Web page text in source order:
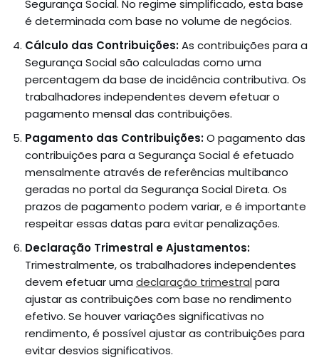
Segurança Social. No regime simplificado, esta base
é determinada com base no volume de negócios.
Cálculo das Contribuições:As contribuições para a
Segurança Social são calculadas como uma
percentagem da base de incidência contributiva. Os
trabalhadores independentes devem efetuar o
pagamento mensal das contribuições.
Pagamento das Contribuições:O pagamento das
contribuições para a Segurança Social é efetuado
mensalmente através de referências multibanco
geradas no portal da Segurança Social Direta. Os
prazos de pagamento podem variar, e é importante
respeitar essas datas para evitar penalizações.
Declaração Trimestral e Ajustamentos:
Trimestralmente, os trabalhadores independentes
devem efetuar uma declaração trimestralpara
ajustar as contribuições com base no rendimento
efetivo. Se houver variações significativas no
rendimento, é possível ajustar as contribuições para
evitar desvios significativos.